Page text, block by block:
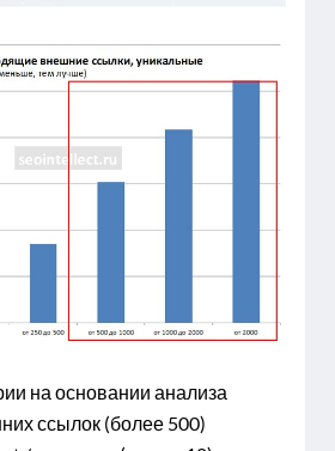
на основании анализа
ссылок (более 500)